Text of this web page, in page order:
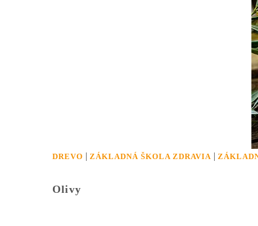
DREVO | ZÁKLADNÁ ŠKOLA ZDRAVIA |
Olivy